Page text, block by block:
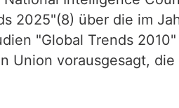
2025"(8) über die im
"Global Trends
vorausgesagt,